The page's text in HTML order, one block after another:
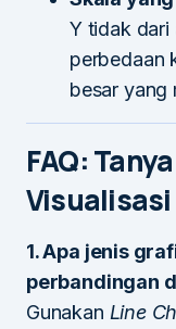
Y tidak dari
perbedaan
besar yang
FAQ:
1. Apa jenis
perbandingan
Gunakan Line